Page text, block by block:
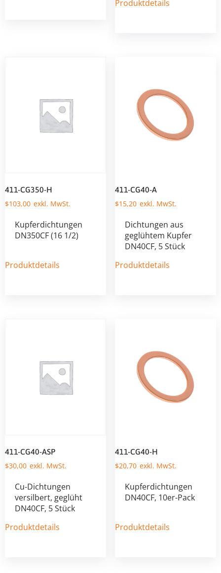
Produktdetails
411-CG350-H
$103,00
Kupferdichtungen
DN350CF (16 1/2)
Produktdetails
411-CG40-A
$15,20
Dichtungen aus
geglühtem Kupfer
DN40CF, 5 Stück
Produktdetails
411-CG40-ASP
$30,00
Cu-Dichtungen
versilbert, geglüht
DN40CF, 5 Stück
Produktdetails
411-CG40-H
$20,70
Kupferdichtungen
DN40CF, 10er-Pack
Produktdetails